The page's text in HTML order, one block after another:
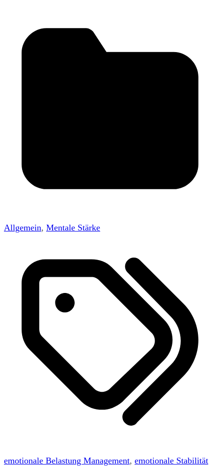
Allgemein, Mentale Stärke
emotionale Belastung Management, emotionale Stabilität